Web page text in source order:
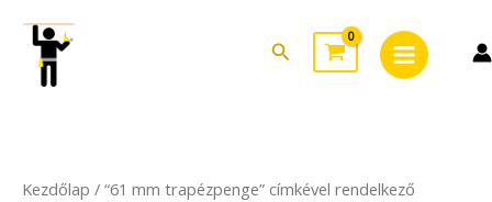
content
Search
Menu
Kezdőlap / “61 mm trapézpenge” címkével rendelkező